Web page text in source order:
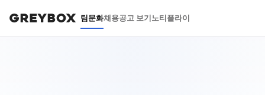
팀문화채용공고 보기노티플라이